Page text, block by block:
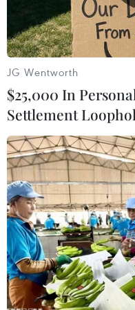
Ông Philippe Tailland
Nguồn tin tòa án
người đứng thị trấn
Nam nước Pháp,
buộc tội ngộ sát do
JG Wentworth
$25,000 In
Settlement